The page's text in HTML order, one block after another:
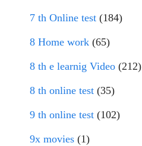
7 th Online test (184)
8 Home work (65)
8 th e learnig Video (212)
8 th online test (35)
9 th online test (102)
9x movies (1)